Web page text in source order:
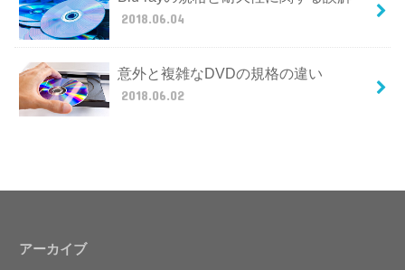
2018.06.04
意外と複雑なDVDの規格の違い
2018.06.02
アーカイブ